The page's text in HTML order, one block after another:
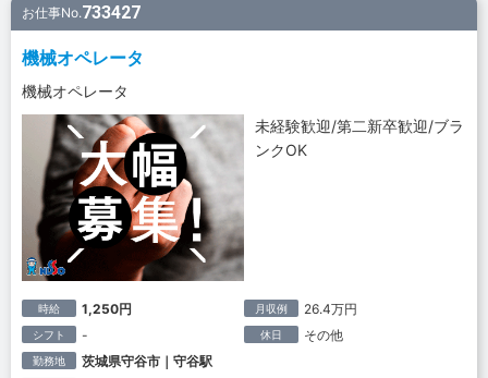
お仕事No.733427
機械オペレータ
機械オペレータ
未経験歓迎/第二新卒歓迎/ブラ
ンクOK
時給 1,250円 月収例 26.4万円
シフト - 休日 その他
勤務地 茨城県守谷市｜守谷駅